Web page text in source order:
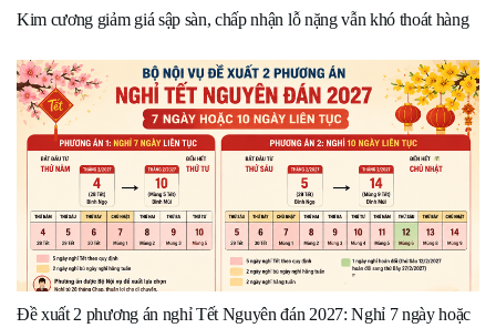
Kim cương giảm giá sập sàn, chấp nhận lỗ nặng vẫn khó thoát hàng
Đề xuất 2 phương án nghỉ Tết Nguyên đán 2027: Nghỉ 7 ngày hoặc